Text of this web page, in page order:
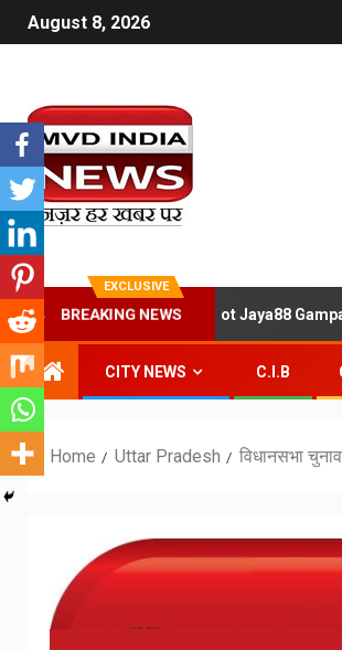
August 8, 2026
EXCLUSIVE
BREAKING NEWS
Link Daftar Situs Slot Jaya88 Gampang
CITY NEWS C.I.B
Home Uttar Pradesh विधानसभा